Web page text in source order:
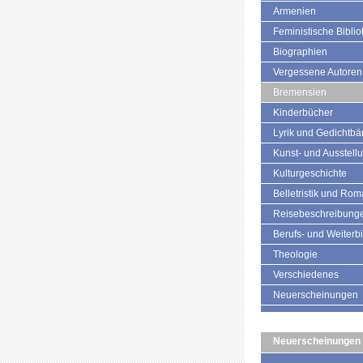
Armenien
Feministische
Biographien
Vergessene Autoren
Bremensien
Kinderbücher
Lyrik und
Kunst- und
Kulturgeschichte
Belletristik und
Berufs- und
Theologie
Verschiedenes
Neuerscheinungen
Neuerscheinungen